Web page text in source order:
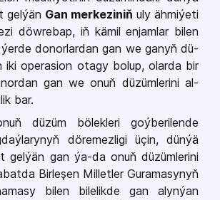
gelýän Gan merkeziniň uly ähmiýeti
döwrebap, iň kämil enjamlar bilen
ýer­de donorlardan gan we ganyň dü­
iki operasion otagy bolup, olarda bir
gan we onuň düzümlerini al­
bar.
düzüm bö­lekleri goýberilende
döremezligi üçin, dünýä
gelýän gan ýa­-da onuň düzümlerini
Birleşen Milletler Gu­ramasynyň
bilen bilelikde gan alynýan